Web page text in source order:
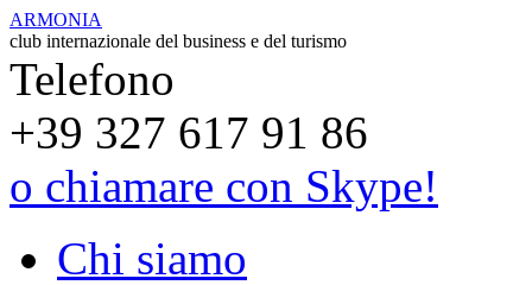
ARMONIA
club internazionale del business e del turismo
Telefono
+39 327 617 91 86
o chiamare con Skype!
Chi siamo